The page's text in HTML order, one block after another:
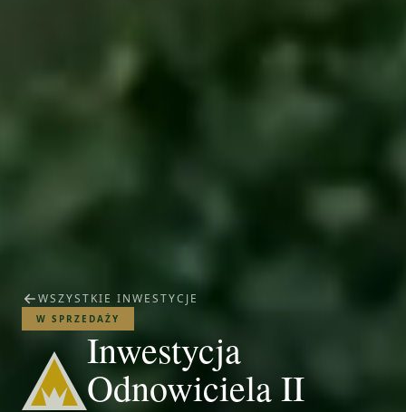
WSZYSTKIE INWESTYCJE
W SPRZEDAŻY
Inwestycja
Odnowiciela II